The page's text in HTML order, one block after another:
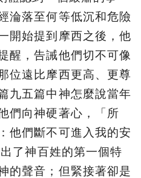
淪落至何等低沉和危險
開始提到摩西之後，他
醒，告誡他們切不可像
位遠比摩西更高、更尊
九五篇中神怎麼說當年
們向神硬著心，「 所
他們斷不可進入我的安
了神百姓的第一個特
的聲音；但緊接著卻是